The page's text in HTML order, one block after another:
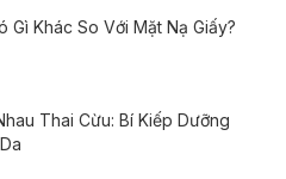
Gì Khác So Với Mặt Nạ Giấy?
Thai Cừu: Bí Kiếp Dưỡng